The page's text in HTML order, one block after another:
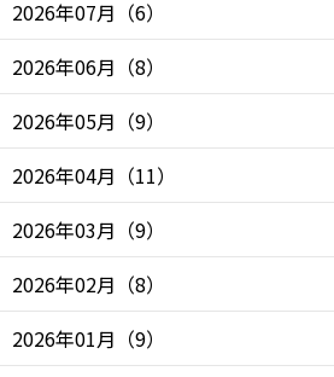
2026年07月 （6）
2026年06月 （8）
2026年05月 （9）
2026年04月 （11）
2026年03月 （9）
2026年02月 （8）
2026年01月 （9）